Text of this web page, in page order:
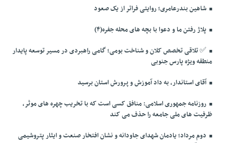
شاهین بندرعامری؛ روایتی فراتر از یک صعود
پلاژ رفتن ما و دعوا با بچه های محله جفره(۴)
✅️ تلاقی تخصص کلان و شناخت بومی؛ گامی راهبردی در مسیر توسعه پایدار
منطقه ویژه پارس جنوبی
آقای استاندار، به داد آموزش و پرورش استان برسید
روزنامه جمهوری اسلامی: منافق کسی است که با تخریب چهره های موثر،
ظرفیت های ملی جامعه را حذف می کند
دوم مرداد؛ یادمان شهدای جاودانه و نشان افتخار صنعت و ایثار پتروشیمی